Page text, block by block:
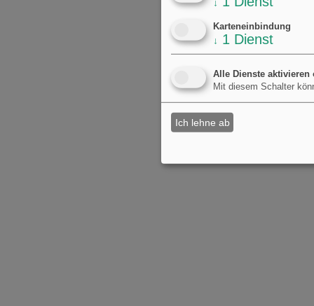
↓
Karteneinbindung
↓ 1 Dienst
Alle Dienste aktivieren
Mit diesem Schalter
Ich lehne ab